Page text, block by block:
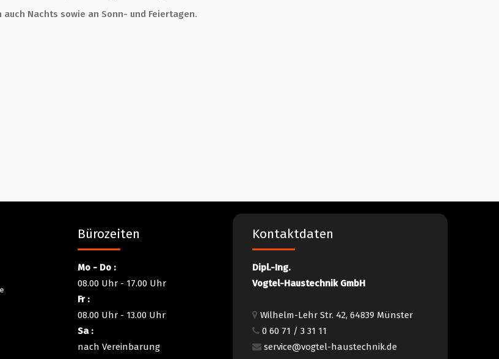
Nachts sowie an Sonn- und Feiertagen.
Bürozeiten
Mo - Do :
08.00 Uhr - 17.00 Uhr
Fr :
08.00 Uhr - 13.00 Uhr
Sa :
nach Vereinbarung
Kontaktdaten
Dipl.-Ing.
Vogtel-Haustechnik GmbH
Wilhelm-Lehr Str. 42, 64839 Münster
0 60 71 / 3 31 11
service@vogtel-haustechnik.de